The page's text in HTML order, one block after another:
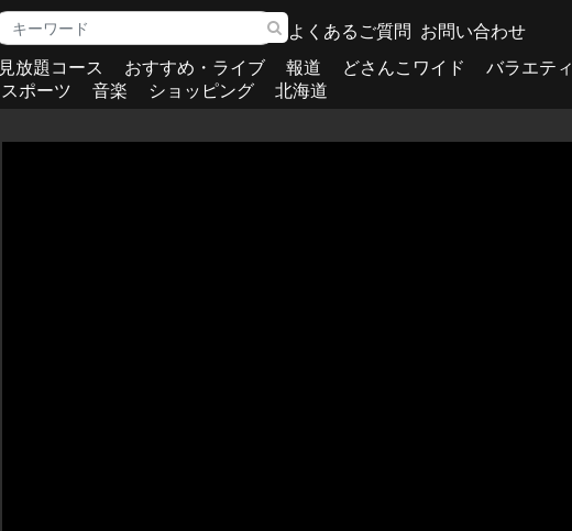
よくあるご質問 お問い合わせ
見放題コース おすすめ・ライブ 報道 どさんこワイド バラエティ
スポーツ
音楽 ショッピング 北海道